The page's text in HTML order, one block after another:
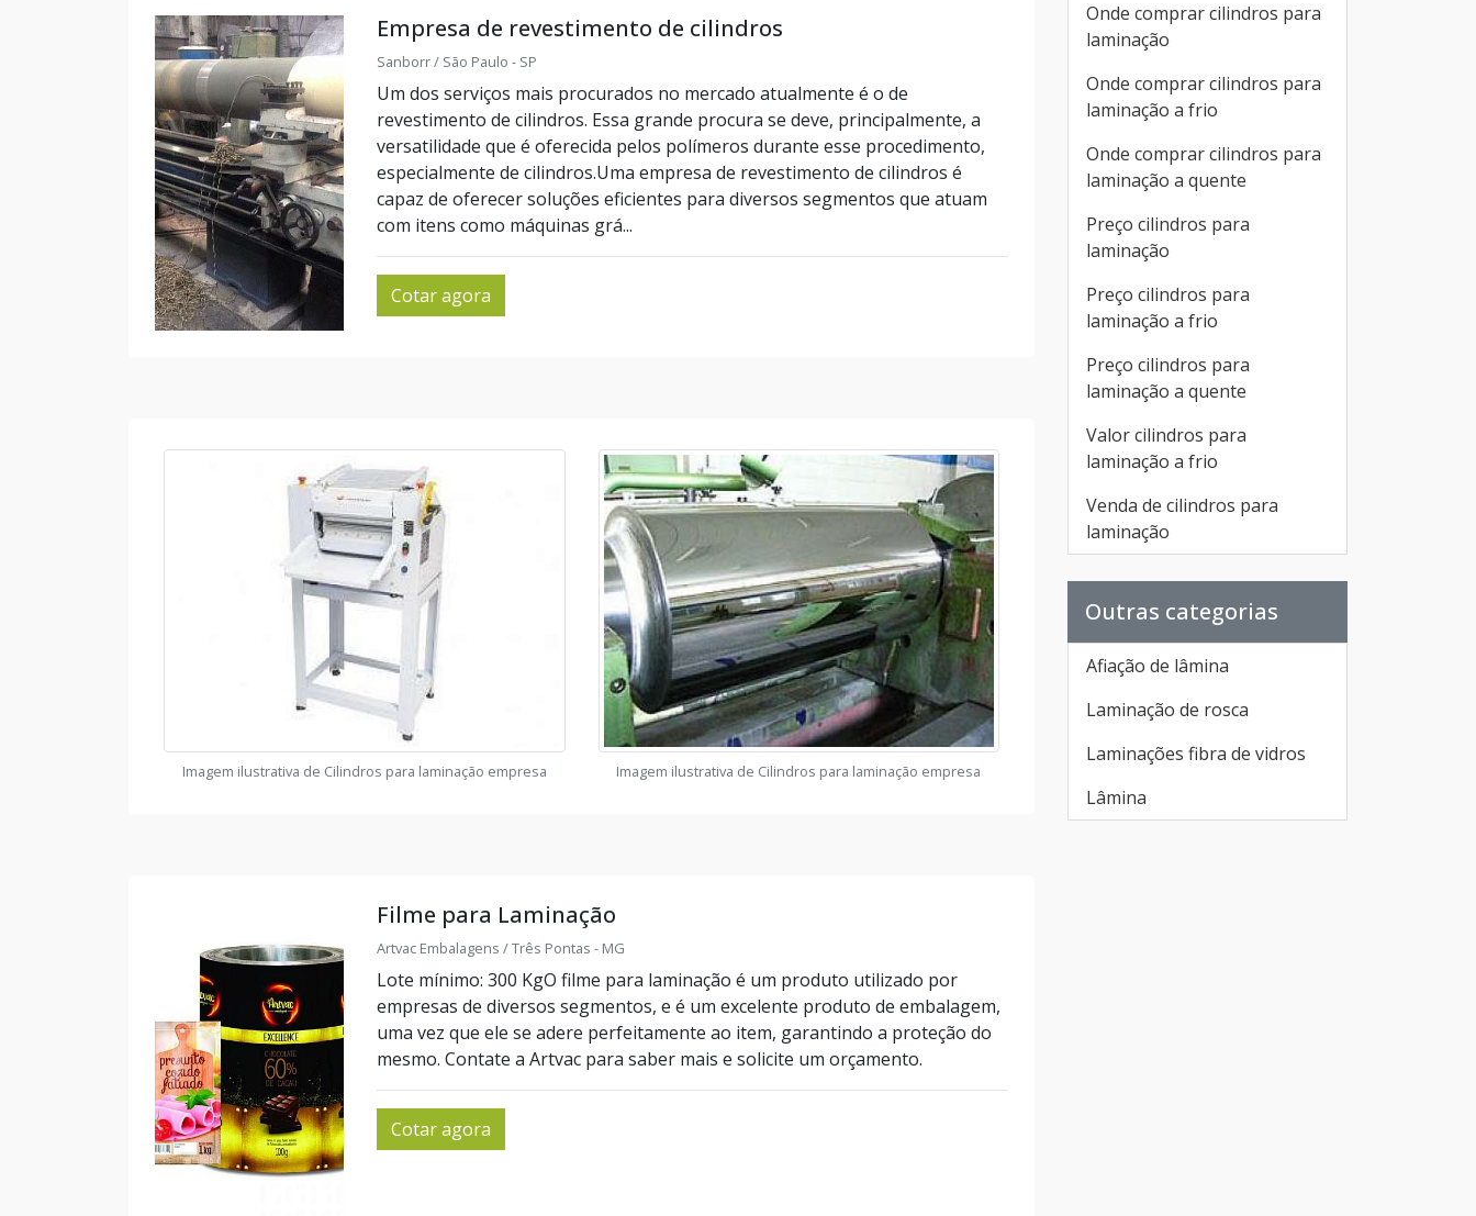
Empresa de revestimento de cilindros
Sanborr / São Paulo - SP
Um dos serviços mais procurados no mercado atualmente é o de
revestimento de cilindros. Essa grande procura se deve, principalmente, a
versatilidade que é oferecida pelos polímeros durante esse procedimento,
especialmente de cilindros.Uma empresa de revestimento de cilindros é
capaz de oferecer soluções eficientes para diversos segmentos que atuam
com itens como máquinas grá...
Cotar agora
Imagem ilustrativa de Cilindros para laminação empresa Imagem ilustrativa de Cilindros para laminação empresa
Filme para Laminação
Artvac Embalagens / Três Pontas - MG
Lote mínimo: 300 KgO filme para laminação é um produto utilizado por
empresas de diversos segmentos, e é um excelente produto de embalagem,
uma vez que ele se adere perfeitamente ao item, garantindo a proteção do
mesmo. Contate a Artvac para saber mais e solicite um orçamento.
Cotar agora
Onde comprar cilindros para
laminação
Onde comprar cilindros para
laminação a frio
Onde comprar cilindros para
laminação a quente
Preço cilindros para
laminação
Preço cilindros para
laminação a frio
Preço cilindros para
laminação a quente
Valor cilindros para
laminação a frio
Venda de cilindros para
laminação
Outras categorias
Afiação de lâmina
Laminação de rosca
Laminações fibra de vidros
Lâmina